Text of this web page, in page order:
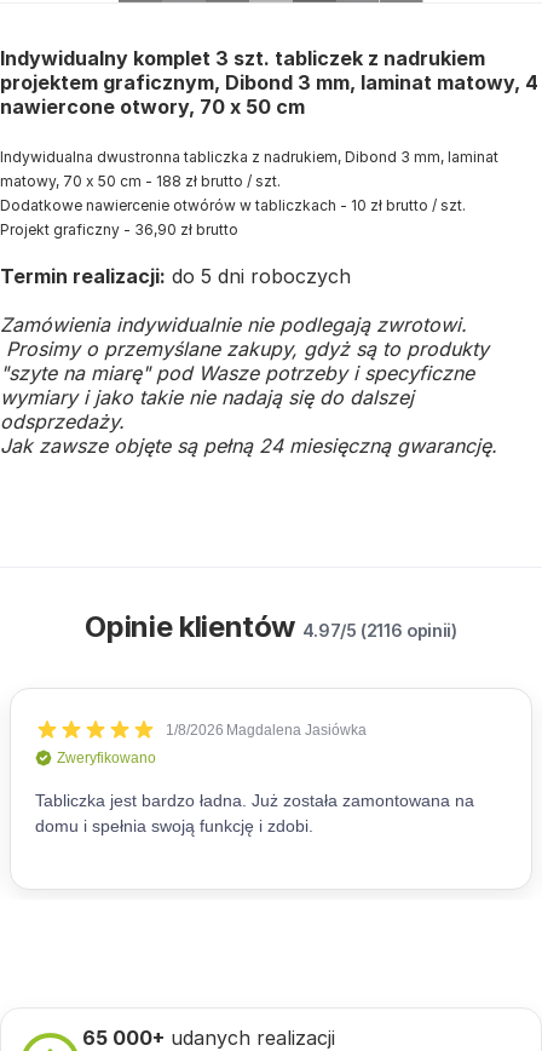
Indywidualny komplet 3 szt. tabliczek z nadrukiem
projektem graficznym, Dibond 3 mm, laminat matowy, 4
nawiercone otwory, 70 x 50 cm
Indywidualna dwustronna tabliczka z nadrukiem, Dibond 3 mm, laminat
matowy, 70 x 50 cm - 188 zł brutto / szt.
Dodatkowe nawiercenie otwórów w tabliczkach - 10 zł brutto / szt.
Projekt graficzny - 36,90 zł brutto
Termin realizacji: do 5 dni roboczych
Zamówienia indywidualnie nie podlegają zwrotowi.
Prosimy o przemyślane zakupy, gdyż są to produkty
"szyte na miarę" pod Wasze potrzeby i specyficzne
wymiary i jako takie nie nadają się do dalszej
odsprzedaży.
Jak zawsze objęte są pełną 24 miesięczną gwarancję.
Opinie klientów 4.97/5 (2116 opinii)
65 000+ udanych realizacji